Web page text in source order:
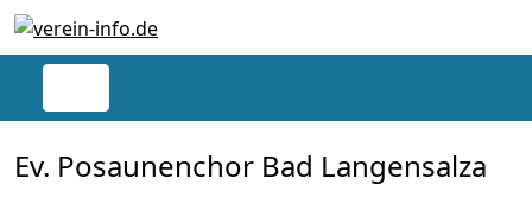
Ev. Posaunenchor Bad Langensalza